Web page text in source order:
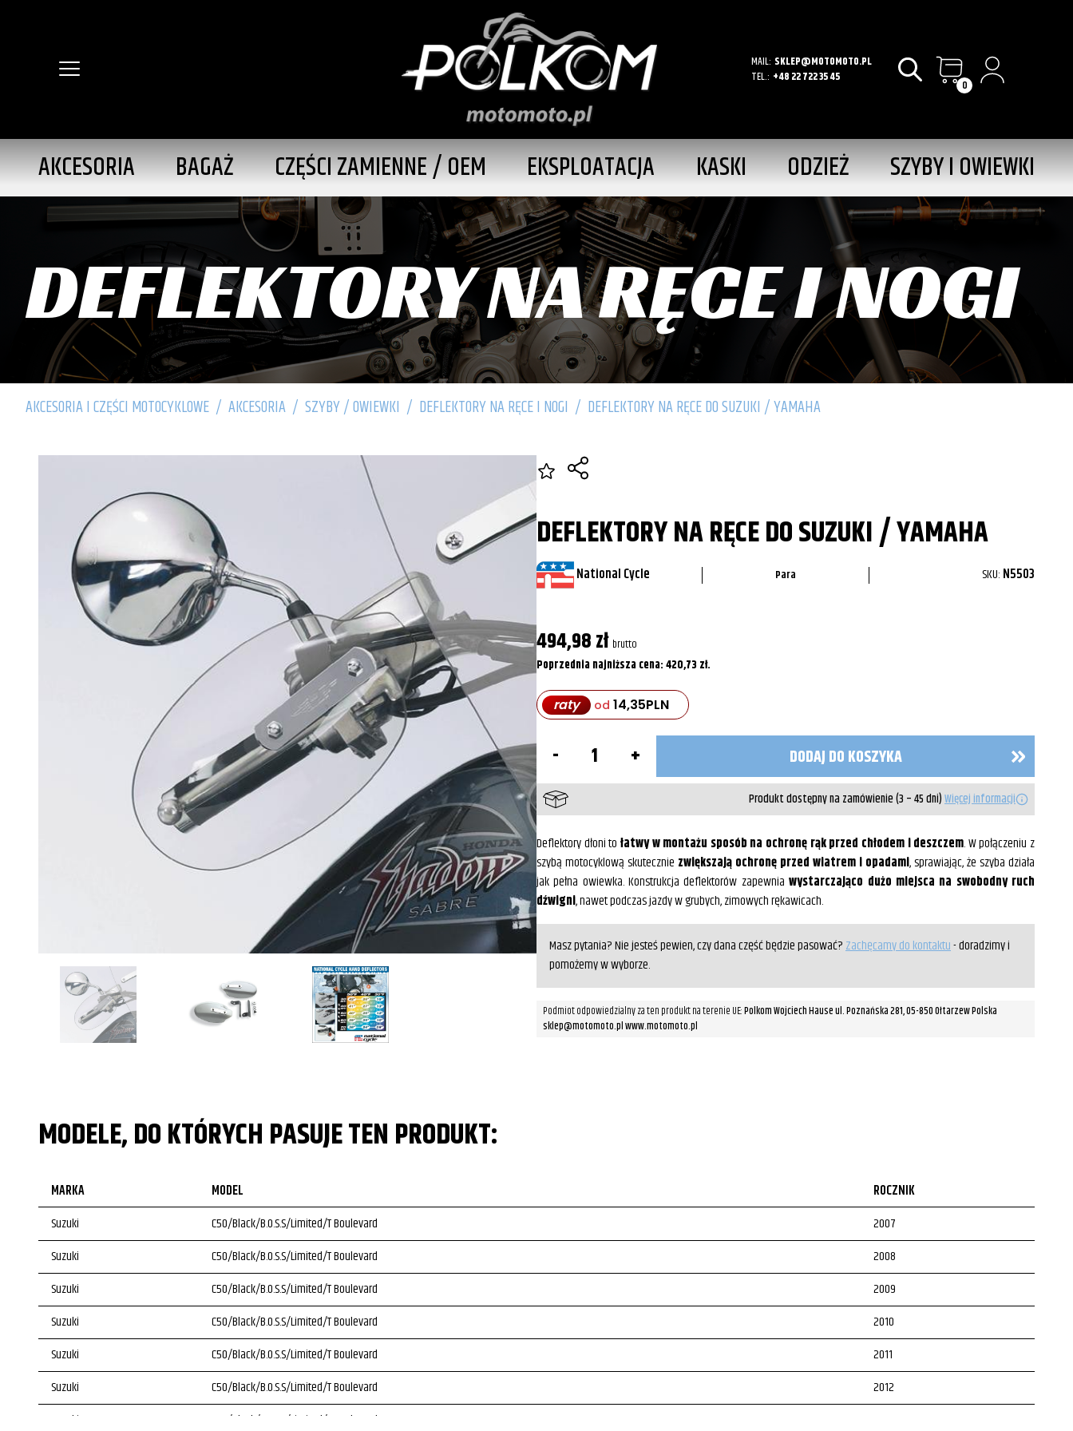
MAIL: SKLEP@MOTOMOTO.PL
TEL.: +48 22 722 35 45 0
AKCESORIA BAGAŻ CZĘŚCI ZAMIENNE / OEM EKSPLOATACJA KASKI ODZIEŻ SZYBY I OWIEWKI
DEFLEKTORY NA RĘCE I NOGI
AKCESORIA I CZĘŚCI MOTOCYKLOWE / AKCESORIA / SZYBY / OWIEWKI / DEFLEKTORY NA RĘCE I NOGI / DEFLEKTORY NA RĘCE DO SUZUKI / YAMAHA
DEFLEKTORY NA RĘCE DO SUZUKI / YAMAHA
National Cycle Para SKU: N5503
494,98zł brutto
Poprzednia najniższa cena:420,73 zł.
raty od 14,35PLN
Deflektory
ręce
Yamaha
DODAJ DO KOSZYKA
Produkt dostępny na zamówienie (3 – 45 dni)Więcej informacji
Deflektory dłoni to łatwy w montażu sposób na ochronę rąk przed chłodem i deszczem. W połączeniu z
szybą motocyklową skutecznie zwiększają ochronę przed wiatrem i opadami, sprawiając, że szyba działa
jak pełna owiewka. Konstrukcja deflektorów zapewniawystarczająco dużo miejsca na swobodny ruch
dźwigni, nawet podczas jazdy w grubych, zimowych rękawicach.
Masz pytania? Nie jesteś pewien, czy dana część będzie pasować?Zachęcamy do kontaktu- doradzimy i
pomożemy w wyborze.
Podmiot odpowiedzialny za ten produkt na terenie UE:Polkom Wojciech Hause ul. Poznańska 281, 05-850 Ołtarzew Polska
sklep@motomoto.pl www.motomoto.pl
MODELE, DO KTÓRYCH PASUJE TEN PRODUKT:
MARKA MODEL
ROCZNIK
Suzuki
C50/Black/B.O.S.S/Limited/T Boulevard
2007
Suzuki
C50/Black/B.O.S.S/Limited/T Boulevard
2008
Suzuki
C50/Black/B.O.S.S/Limited/T Boulevard
2009
Suzuki
C50/Black/B.O.S.S/Limited/T Boulevard
2010
Suzuki
C50/Black/B.O.S.S/Limited/T Boulevard
2011
Suzuki
C50/Black/B.O.S.S/Limited/T Boulevard
2012
Suzuki
C50/Black/B.O.S.S/Limited/T Boulevard